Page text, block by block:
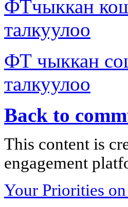
ФТчыккан
талкуулоо
ФТ чыккан
талкуулоо
Back to
This content is
engagement
Your Priorities